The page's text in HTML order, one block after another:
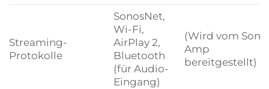
Streaming-
Protokolle
SonosNet,
Wi-Fi,
AirPlay 2,
Bluetooth
(für Audio-
Eingang)
(Wird vom
Amp
bereitgestellt)